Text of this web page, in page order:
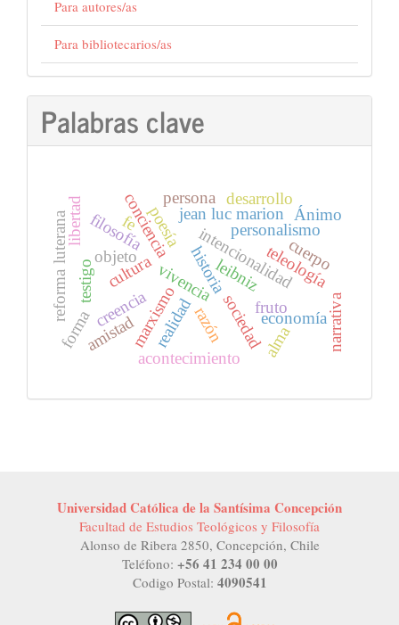
Para autores/as
Para bibliotecarios/as
Palabras clave
historia
vivencia
poesía
cultura
sociedad
creencia
intencionalidad
conciencia
objeto
realidad
jean luc marion
acontecimiento
testigo
fruto
personalismo
persona
marxismo
leibniz
filosofía
desarrollo
economía
libertad
teleología
fe
razón
reforma luterana
amistad narrativa
alma
cuerpo
forma
Ánimo
Universidad Católica de la Santísima Concepción
Facultad de Estudios Teológicos y Filosofía
Alonso de Ribera 2850, Concepción, Chile
Teléfono: +56 41 234 00 00
Codigo Postal: 4090541